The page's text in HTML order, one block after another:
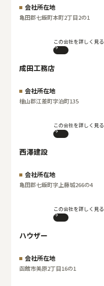
会社所在地
亀田郡七飯町本町2丁目2の1
この会社を詳しく見る
成田工務店
会社所在地
檜山郡江差町字泊町135
この会社を詳しく見る
西澤建設
会社所在地
亀田郡七飯町字上藤城266の4
この会社を詳しく見る
ハウザー
会社所在地
函館市美原2丁目16の1